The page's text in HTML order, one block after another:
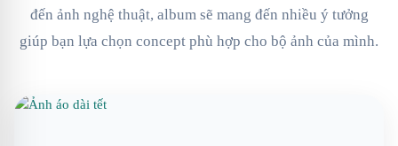
đến ảnh nghệ thuật, album sẽ mang đến nhiều ý tưởng
giúp bạn lựa chọn concept phù hợp cho bộ ảnh của mình.